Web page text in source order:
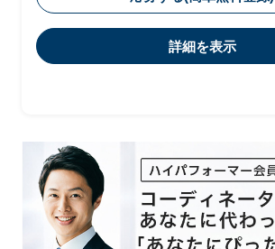
能統合
詳細を表示